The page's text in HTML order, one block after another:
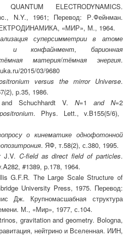
ELECTRODYNAMICS.
N.Y., 1961; Перевод: Р.Фейнман.
«МИР», М., 1964.
суперсимметрии в атоме
и конфайнмент, барионная
материя/тёмная энергия.
2015/03/9680
versus the mirror Universe.
p.35, 1986.
Schuchhardt V.N=1 and N=2
. Phys. Lett., v.B155(5/6),
о кинематике однофотонной
. ЯФ, т.58(2), с.380, 1995.
J.V. C-field as direct field of particles.
#1389, p.178, 1964.
G.F.R. The Large Scale Structure of
University Press, 1975. Перевод:
Дж. Крупномасшабная структура
М., «Мир», 1977, с.104.
gravitation and geometry. Bologna,
нейтрино и Вселенная. ИИН,